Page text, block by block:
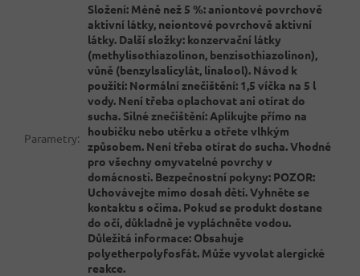
Parametry:
Složení: Méně než 5 %: aniontové povrchově
aktivní látky, neiontové povrchově aktivní
látky. Další složky: konzervační látky
(methylisothiazolinon, benzisothiazolinon),
vůně (benzylsalicylát, linalool). Návod k
použití: Normální znečištění: 1,5 víčka na 5 l
vody. Není třeba oplachovat ani otírat do
sucha. Silné znečištění: Aplikujte přímo na
houbičku nebo utěrku a otřete vlhkým
způsobem. Není třeba otírat do sucha. Vhodné
pro všechny omyvatelné povrchy v
domácnosti. Bezpečnostní pokyny: POZOR:
Uchovávejte mimo dosah dětí. Vyhněte se
kontaktu s očima. Pokud se produkt dostane
do očí, důkladně je vypláchněte vodou.
Důležitá informace: Obsahuje
polyetherpolyfosfát. Může vyvolat alergické
reakce.